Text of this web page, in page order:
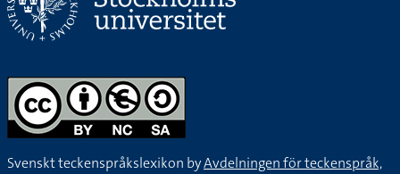
Svenskt teckenspråkslexikon byAvdelningen för teckenspråk,